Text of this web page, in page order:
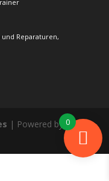
Reparaturen,
| Powered by 0